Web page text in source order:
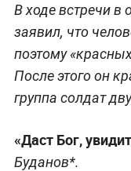
В ходе встречи в
заявил, что
поэтому
После этого он
группа солдат
«Даст Бог,
Буданов*.